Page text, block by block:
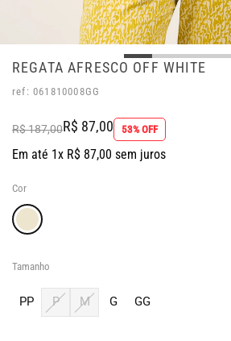
REGATA AFRESCO OFF WHITE
ref: 061810008GG
R$ 187,00R$ 87,00 53% OFF
Em até 1x R$ 87,00 sem juros
Cor
Tamanho
PP P M G GG